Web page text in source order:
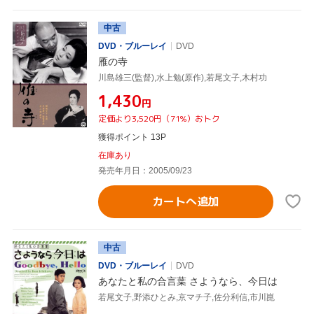
中古
DVD・ブルーレイ
DVD
雁の寺
川島雄三(監督),水上勉(原作),若尾文子,木村功
¥1,430円
定価より3,520円（71%）おトク
獲得ポイント 13P
在庫あり
発売年月日：2005/09/23
カートへ追加
中古
DVD・ブルーレイ
DVD
あなたと私の合言葉 さようなら、今日は
若尾文子,野添ひとみ,京マチ子,佐分利信,市川崑